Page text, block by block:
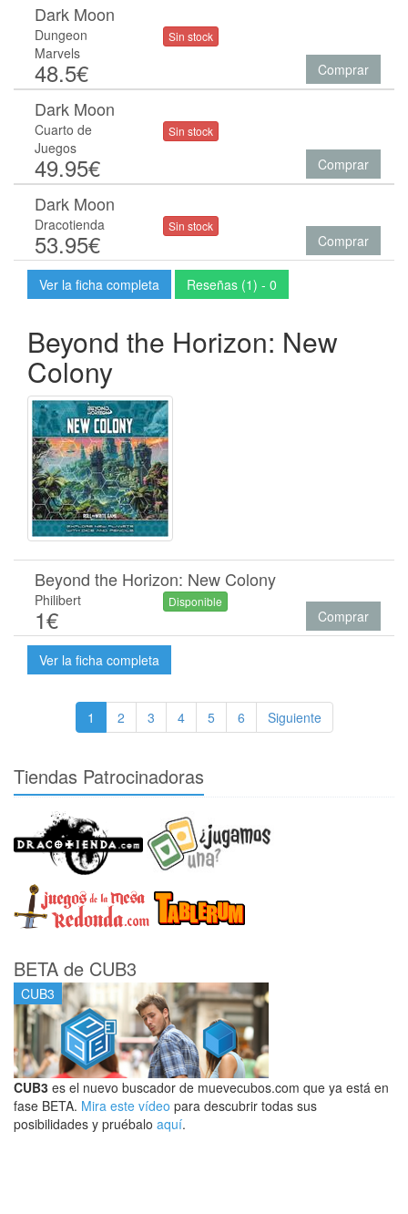
Dark Moon
Dungeon
Marvels
48.5€
Sin stock
Comprar
Dark Moon
Cuarto de
Juegos
49.95€
Sin stock
Comprar
Dark Moon
Dracotienda
53.95€
Sin stock
Comprar
Ver la ficha completa Reseñas (1) - 0
Beyond the Horizon: New
Colony
Beyond the Horizon: New Colony
Philibert
1€
Disponible
Comprar
Ver la ficha completa
1 2 3 4 5 6 Siguiente
Tiendas Patrocinadoras
BETA de CUB3
CUB3
CUB3 es el nuevo buscador de muevecubos.com que ya está en
fase BETA. Mira este vídeo para descubrir todas sus
posibilidades y pruébalo aquí.